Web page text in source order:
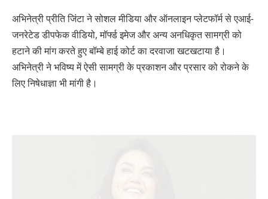
अभिनेत्री प्रीति जिंटा ने सोशल मीडिया और ऑनलाइन प्लेटफॉर्म से एआई-
जनरेटेड डीपफेक वीडियो, मॉर्फ्ड इमेज और अन्य अनधिकृत सामग्री को
हटाने की मांग करते हुए बॉम्बे हाई कोर्ट का दरवाजा खटखटाया है।
अभिनेत्री ने भविष्य में ऐसी सामग्री के प्रकाशन और प्रसार को रोकने के
लिए निषेधाज्ञा भी मांगी है।